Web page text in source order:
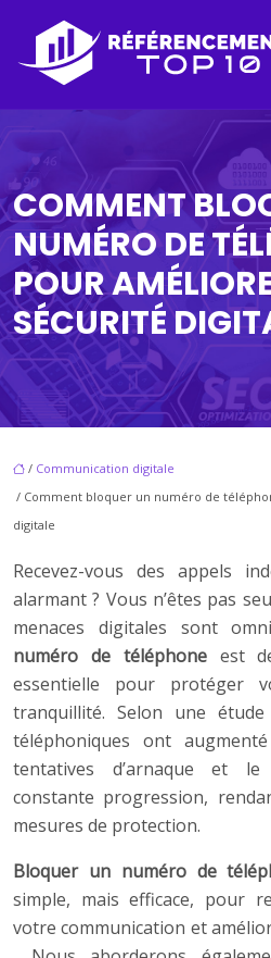
COMMENT
NUMÉRO DE
POUR
SÉCURITÉ
/ Communication digitale
/ Comment bloquer un numéro de
digitale
Recevez-vous des appels
alarmant ? Vous n’êtes pas
menaces digitales sont
numéro de téléphone est
essentielle pour protéger
tranquillité. Selon une étude
téléphoniques ont
tentatives d’arnaque et
constante progression,
mesures de protection.
Bloquer un numéro de
simple, mais efficace, pour
votre communication et